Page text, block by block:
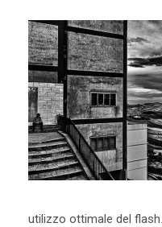
utilizzo ottimale del